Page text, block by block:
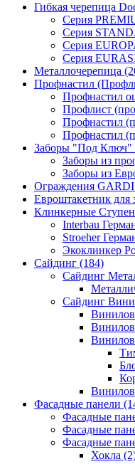
Гибкая черепица
Серия
Серия
Серия
Серия
Металлочерепица
Профнастил
Профнастил
Профлист
Профнастил
Профнастил
Заборы "Под Ключ"
Заборы из
Заборы из
Ограждения
Евроштакетник для
Клинкерные
Interbau
Stroeher
Экоклинкер
Сайдинг (184)
Сайдинг
Сайдинг
Фасадные панели
Фасадные
Фасадные
Фасадные
Хокла